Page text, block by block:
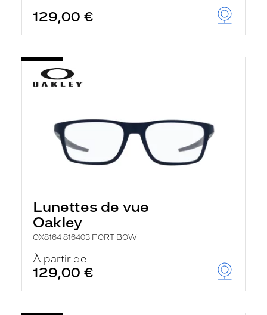
129,00 €
Lunettes de vue
Oakley
OX8164 816403 PORT BOW
À partir de
129,00 €